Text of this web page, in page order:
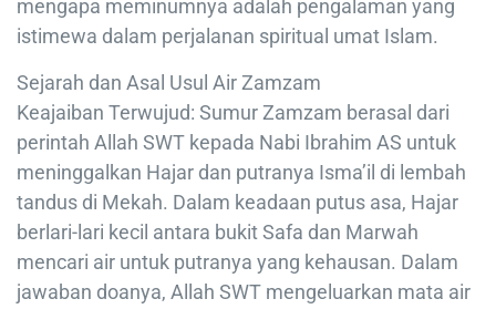
mengapa meminumnya adalah pengalaman yang
istimewa dalam perjalanan spiritual umat Islam.
Sejarah dan Asal Usul Air Zamzam
Keajaiban Terwujud: Sumur Zamzam berasal dari
perintah Allah SWT kepada Nabi Ibrahim AS untuk
meninggalkan Hajar dan putranya Isma’il di lembah
tandus di Mekah. Dalam keadaan putus asa, Hajar
berlari-lari kecil antara bukit Safa dan Marwah
mencari air untuk putranya yang kehausan. Dalam
jawaban doanya, Allah SWT mengeluarkan mata air